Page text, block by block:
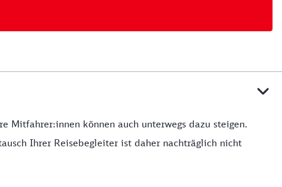
Mitfahrer:innen können auch unterwegs dazu steigen.
Ihrer Reisebegleiter ist daher nachträglich nicht